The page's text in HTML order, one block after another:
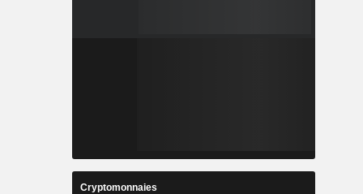
Cryptomonnaies